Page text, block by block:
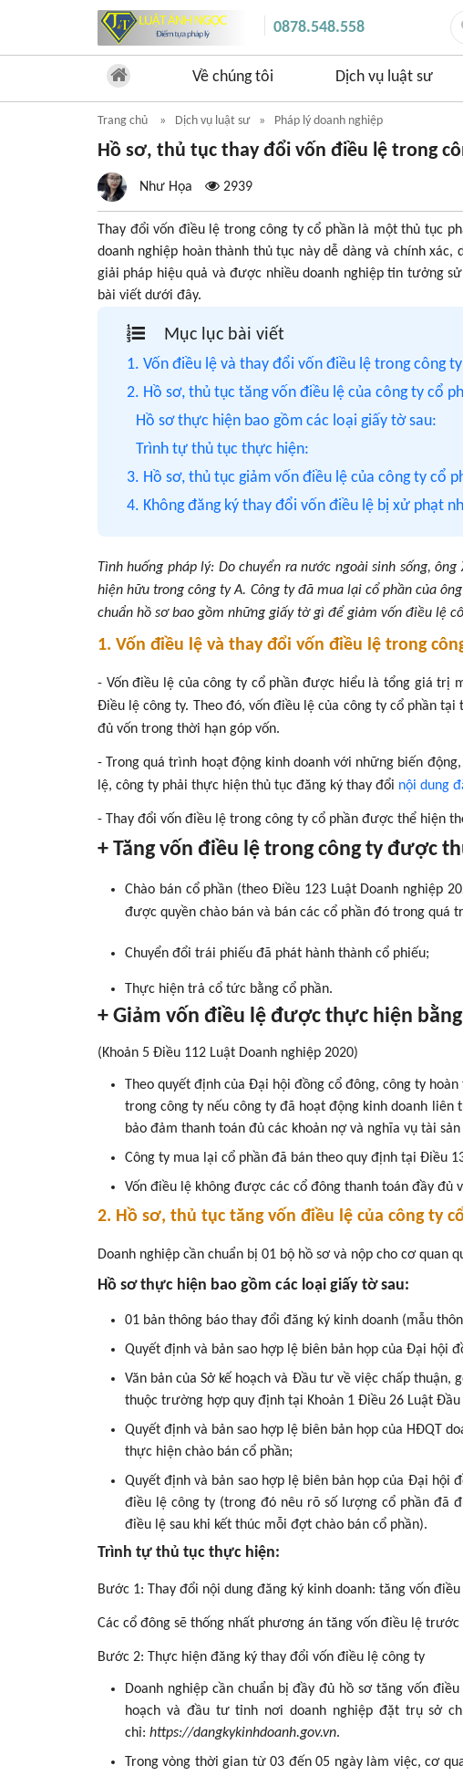
0878.548.558
Về chúng tôi Dịch vụ luật sư
Trang chủ Dịch vụ luật sư Pháp lý doanh nghiệp
Hồ sơ, thủ tục thay đổi vốn điều lệ trong
Như Họa 2939
Thay đổi vốn điều lệ trong công ty cổ phần là một thủ tục
doanh nghiệp hoàn thành thủ tục này dễ dàng và chính
giải pháp hiệu quả và được nhiều doanh nghiệp tin tưởng
bài viết dưới đây.
Mục lục bài viết
1. Vốn điều lệ và thay đổi vốn điều lệ trong công
2. Hồ sơ, thủ tục tăng vốn điều lệ của công ty cổ
Hồ sơ thực hiện bao gồm các loại giấy tờ sau:
Trình tự thủ tục thực hiện:
3. Hồ sơ, thủ tục giảm vốn điều lệ của công ty cổ
4. Không đăng ký thay đổi vốn điều lệ bị xử phạt
Tình huống pháp lý: Do chuyển ra nước ngoài sinh sống,
hiện hữu trong công ty A. Công ty đã mua lại cổ phần của
chuẩn hồ sơ bao gồm những giấy tờ gì để giảm vốn điều lệ
1. Vốn điều lệ và thay đổi vốn điều lệ trong
- Vốn điều lệ của công ty cổ phần được hiểu là tổng giá trị
Điều lệ công ty. Theo đó, vốn điều lệ của công ty cổ phần
đủ vốn trong thời hạn góp vốn.
- Trong quá trình hoạt động kinh doanh với những biến
lệ, công ty phải thực hiện thủ tục đăng ký thay đổi nội dung
- Thay đổi vốn điều lệ trong công ty cổ phần được thể hiện
+ Tăng vốn điều lệ trong công ty được
Chào bán cổ phần (theo Điều 123 Luật Doanh nghiệp
được quyền chào bán và bán các cổ phần đó trong quá
Chuyển đổi trái phiếu đã phát hành thành cổ phiếu;
Thực hiện trả cổ tức bằng cổ phần.
+ Giảm vốn điều lệ được thực hiện
(Khoản 5 Điều 112 Luật Doanh nghiệp 2020)
Theo quyết định của Đại hội đồng cổ đông, công ty
trong công ty nếu công ty đã hoạt động kinh doanh
bảo đảm thanh toán đủ các khoản nợ và nghĩa vụ tài
Công ty mua lại cổ phần đã bán theo quy định tại Điều
Vốn điều lệ không được các cổ đông thanh toán đầy đủ
2. Hồ sơ, thủ tục tăng vốn điều lệ của công ty
Doanh nghiệp cần chuẩn bị 01 bộ hồ sơ và nộp cho cơ quan
Hồ sơ thực hiện bao gồm các loại giấy tờ sau:
01 bản thông báo thay đổi đăng ký kinh doanh (mẫu
Quyết định và bản sao hợp lệ biên bản họp của Đại hội
Văn bản của Sở kế hoạch và Đầu tư về việc chấp
thuộc trường hợp quy định tại Khoản 1 Điều 26 Luật
Quyết định và bản sao hợp lệ biên bản họp của HĐQT
thực hiện chào bán cổ phần;
Quyết định và bản sao hợp lệ biên bản họp của Đại hội
điều lệ công ty (trong đó nêu rõ số lượng cổ phần đã
điều lệ sau khi kết thúc mỗi đợt chào bán cổ phần).
Trình tự thủ tục thực hiện:
Bước 1: Thay đổi nội dung đăng ký kinh doanh: tăng vốn
Các cổ đông sẽ thống nhất phương án tăng vốn điều lệ
Bước 2: Thực hiện đăng ký thay đổi vốn điều lệ công ty
Doanh nghiệp cần chuẩn bị đầy đủ hồ sơ tăng vốn
hoạch và đầu tư tỉnh nơi doanh nghiệp đặt trụ sở
chỉ: https://dangkykinhdoanh.gov.vn.
Trong vòng thời gian từ 03 đến 05 ngày làm việc, cơ